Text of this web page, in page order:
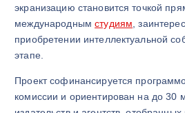
экранизацию становится точкой
международнымстудиям ,
приобретении интеллектуальной
этапе.
Проект софинансируется
комиссии и ориентирован на до 30